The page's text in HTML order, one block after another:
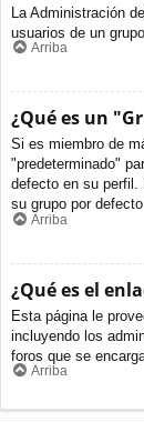
La Administración
usuarios de un
Arriba
¿Qué es un
Si es miembro de
"predeterminado"
defecto en su perfil.
su grupo por
Arriba
¿Qué es el
Esta página le
incluyendo los
foros que se
Arriba